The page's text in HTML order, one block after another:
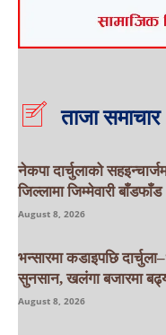
ताजा समाचार
नेकपा दार्चुलाको
जिल्लामा जिम्मेवारी बाँडफाँड
August 8, 2026
भन्सारमा कडाइपछि
सुनसान, खलंगा बजारमा
August 8, 2026